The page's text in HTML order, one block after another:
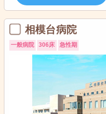
相模台病院
一般病院 306床 急性期